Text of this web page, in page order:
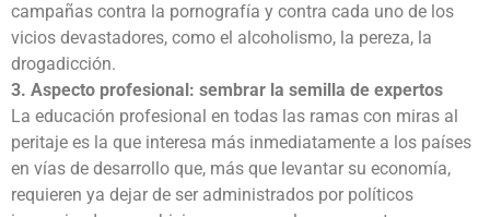
campañas contra la pornografía y contra cada uno de los
vicios devastadores, como el alcoholismo, la pereza, la
drogadicción.
3. Aspecto profesional: sembrar la semilla de expertos
La educación profesional en todas las ramas con miras al
peritaje es la que interesa más inmediatamente a los países
en vías de desarrollo que, más que levantar su economía,
requieren ya dejar de ser administrados por políticos